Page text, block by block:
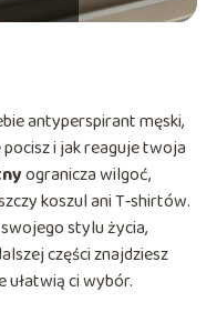
antyperspirant męski,
i jak reaguje twoja
ogranicza wilgoć,
koszul ani T‑shirtów.
stylu życia,
części znajdziesz
ułatwią ci wybór.